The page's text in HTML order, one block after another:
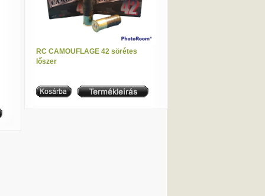
RC CAMOUFLAGE 42 sörétes
lőszer